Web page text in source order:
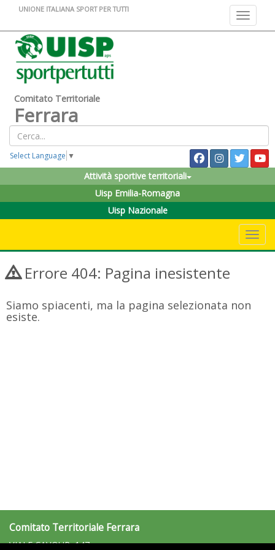
Toggle
UNIONE ITALIANA SPORT PER TUTTI
Comitato Territoriale
Ferrara
Select Language ▼
Attività sportive territoriali
Uisp Emilia-Romagna
Uisp Nazionale
Errore 404: Pagina inesistente
Siamo spiacenti, ma la pagina selezionata non
esiste.
Comitato Territoriale Ferrara
VIALE CAVOUR, 147